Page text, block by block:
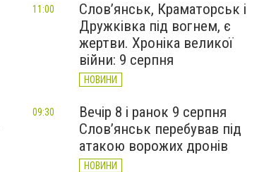
Слов’янськ, Краматорськ і
Дружківка під вогнем, є
жертви. Хроніка великої
війни: 9 серпня
НОВИНИ
11:00
Вечір 8 і ранок 9 серпня
Слов’янськ перебував під
атакою ворожих дронів
НОВИНИ
09:30